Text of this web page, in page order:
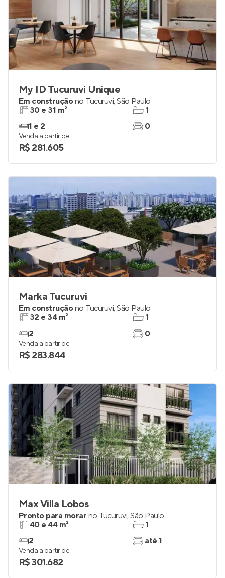
My ID Tucuruvi Unique
Em construçãono Tucuruvi,São Paulo
30 e 31 m²
1 e 2
1
0
Venda a partir de
R$ 281.605
Marka Tucuruvi
Em construçãono Tucuruvi,São Paulo
32 e 34 m²
2
1
0
Venda a partir de
R$ 283.844
Max Villa Lobos
Pronto para morar no Tucuruvi,São Paulo
40 e 44 m²
2
1
até 1
Venda a partir de
R$ 301.682